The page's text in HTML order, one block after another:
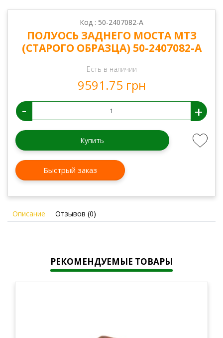
Код : 50-2407082-А
ПОЛУОСЬ ЗАДНЕГО МОСТА МТЗ
(СТАРОГО ОБРАЗЦА) 50-2407082-А
Есть в наличии
9591.75 грн
- +
Купить
Быстрый заказ
Описание Отзывов (0)
РЕКОМЕНДУЕМЫЕ ТОВАРЫ